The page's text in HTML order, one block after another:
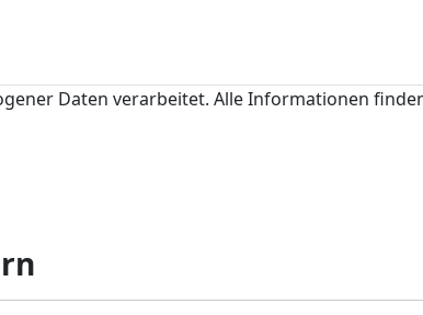
Daten verarbeitet. Alle Informationen finden